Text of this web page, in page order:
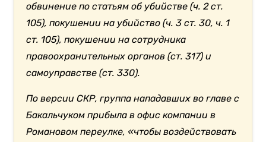
обвинение по статьям об убийстве (ч. 2 ст.
105), покушении на убийство (ч. 3 ст. 30, ч. 1
ст. 105), покушении на сотрудника
правоохранительных органов (ст. 317) и
самоуправстве (ст. 330).
По версии СКР, группа нападавших во главе с
Бакальчуком прибыла в офис компании в
Романовом переулке, «чтобы воздействовать